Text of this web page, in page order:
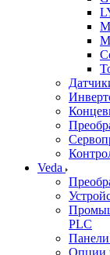
Veda
PLC
Опции